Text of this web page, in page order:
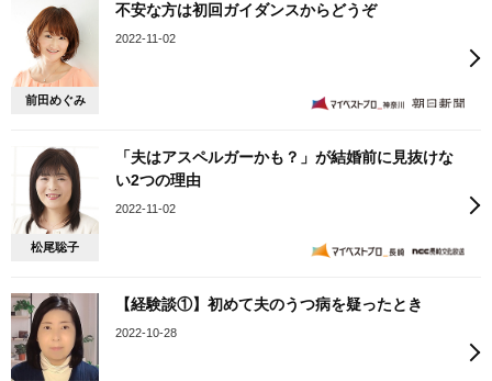
前田めぐみ
不安な方は初回ガイダンスからどうぞ
2022-11-02
松尾聡子
「夫はアスペルガーかも？」が結婚前に見抜けな
い2つの理由
2022-11-02
【経験談①】初めて夫のうつ病を疑ったとき
2022-10-28